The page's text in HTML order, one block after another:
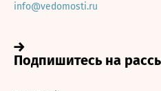
info@vedomosti.ru